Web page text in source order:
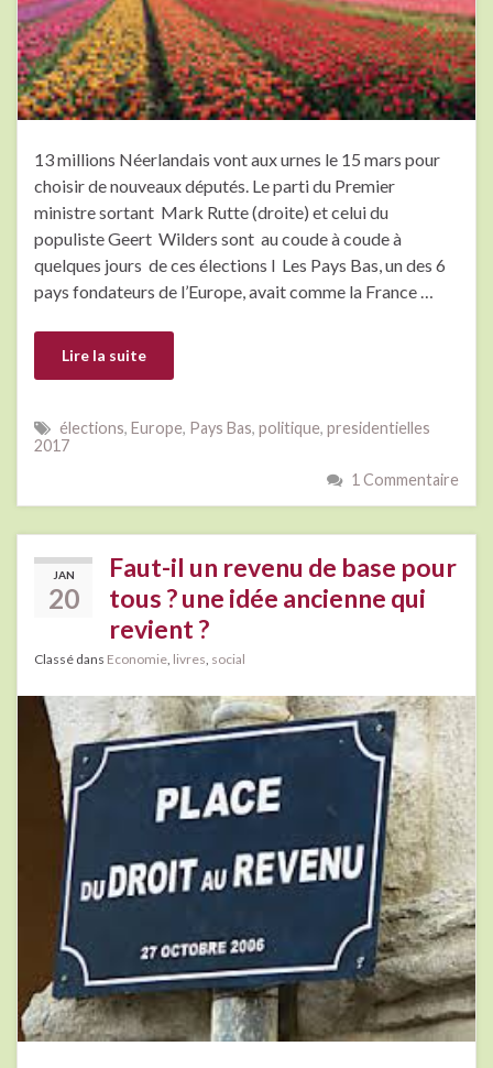
13 millions Néerlandais vont aux urnes le 15 mars pour
choisir de nouveaux députés. Le parti du Premier
ministre sortant Mark Rutte (droite) et celui du
populiste Geert Wilders sont au coude à coude à
quelques jours de ces élections l Les Pays Bas, un des 6
pays fondateurs de l’Europe, avait comme la France …
Lire la suite
élections, Europe, Pays Bas, politique, presidentielles
2017
1 Commentaire
JAN
20
Faut-il un revenu de base pour
tous ? une idée ancienne qui
revient ?
Classé dans Economie, livres, social